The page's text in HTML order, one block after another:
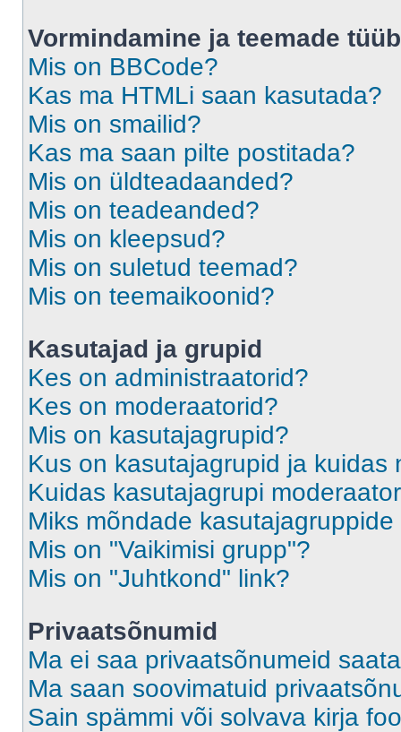
Vormindamine ja teemade
Mis on BBCode?
Kas ma HTMLi saan kasutada?
Mis on smailid?
Kas ma saan pilte postitada?
Mis on üldteadaanded?
Mis on teadeanded?
Mis on kleepsud?
Mis on suletud teemad?
Mis on teemaikoonid?
Kasutajad ja grupid
Kes on administraatorid?
Kes on moderaatorid?
Mis on kasutajagrupid?
Kus on kasutajagrupid ja kuidas
Kuidas kasutajagrupi
Miks mõndade
Mis on "Vaikimisi grupp"?
Mis on "Juhtkond" link?
Privaatsõnumid
Ma ei saa privaatsõnumeid
Ma saan soovimatuid
Sain spämmi või solvava kirja